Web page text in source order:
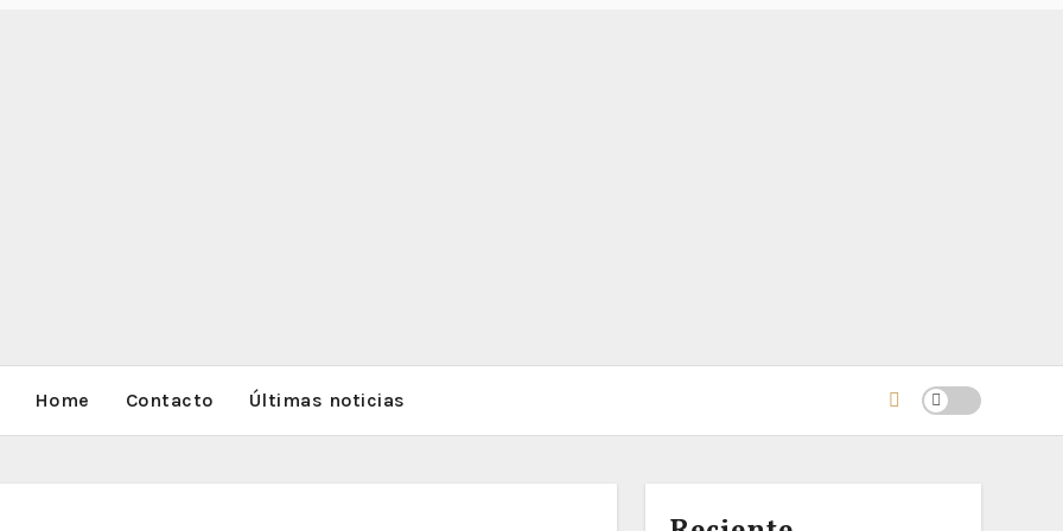
Home Contacto Últimas noticias